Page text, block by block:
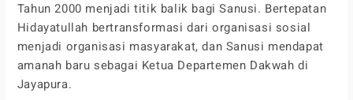
Tahun 2000 menjadi titik balik bagi Sanusi. Bertepatan
Hidayatullah bertransformasi dari organisasi sosial
menjadi organisasi masyarakat, dan Sanusi mendapat
amanah baru sebagai Ketua Departemen Dakwah di
Jayapura.